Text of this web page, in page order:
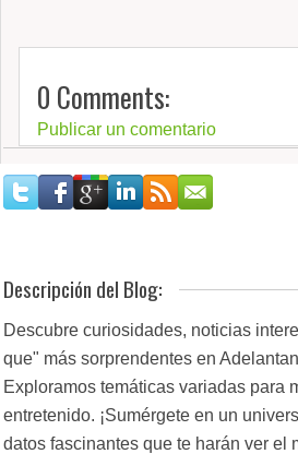
0 Comments:
Publicar un comentario
Descripción del Blog:
Descubre curiosidades, noticias
que" más sorprendentes en
Exploramos temáticas variadas para
entretenido. ¡Sumérgete en un
datos fascinantes que te harán ver el